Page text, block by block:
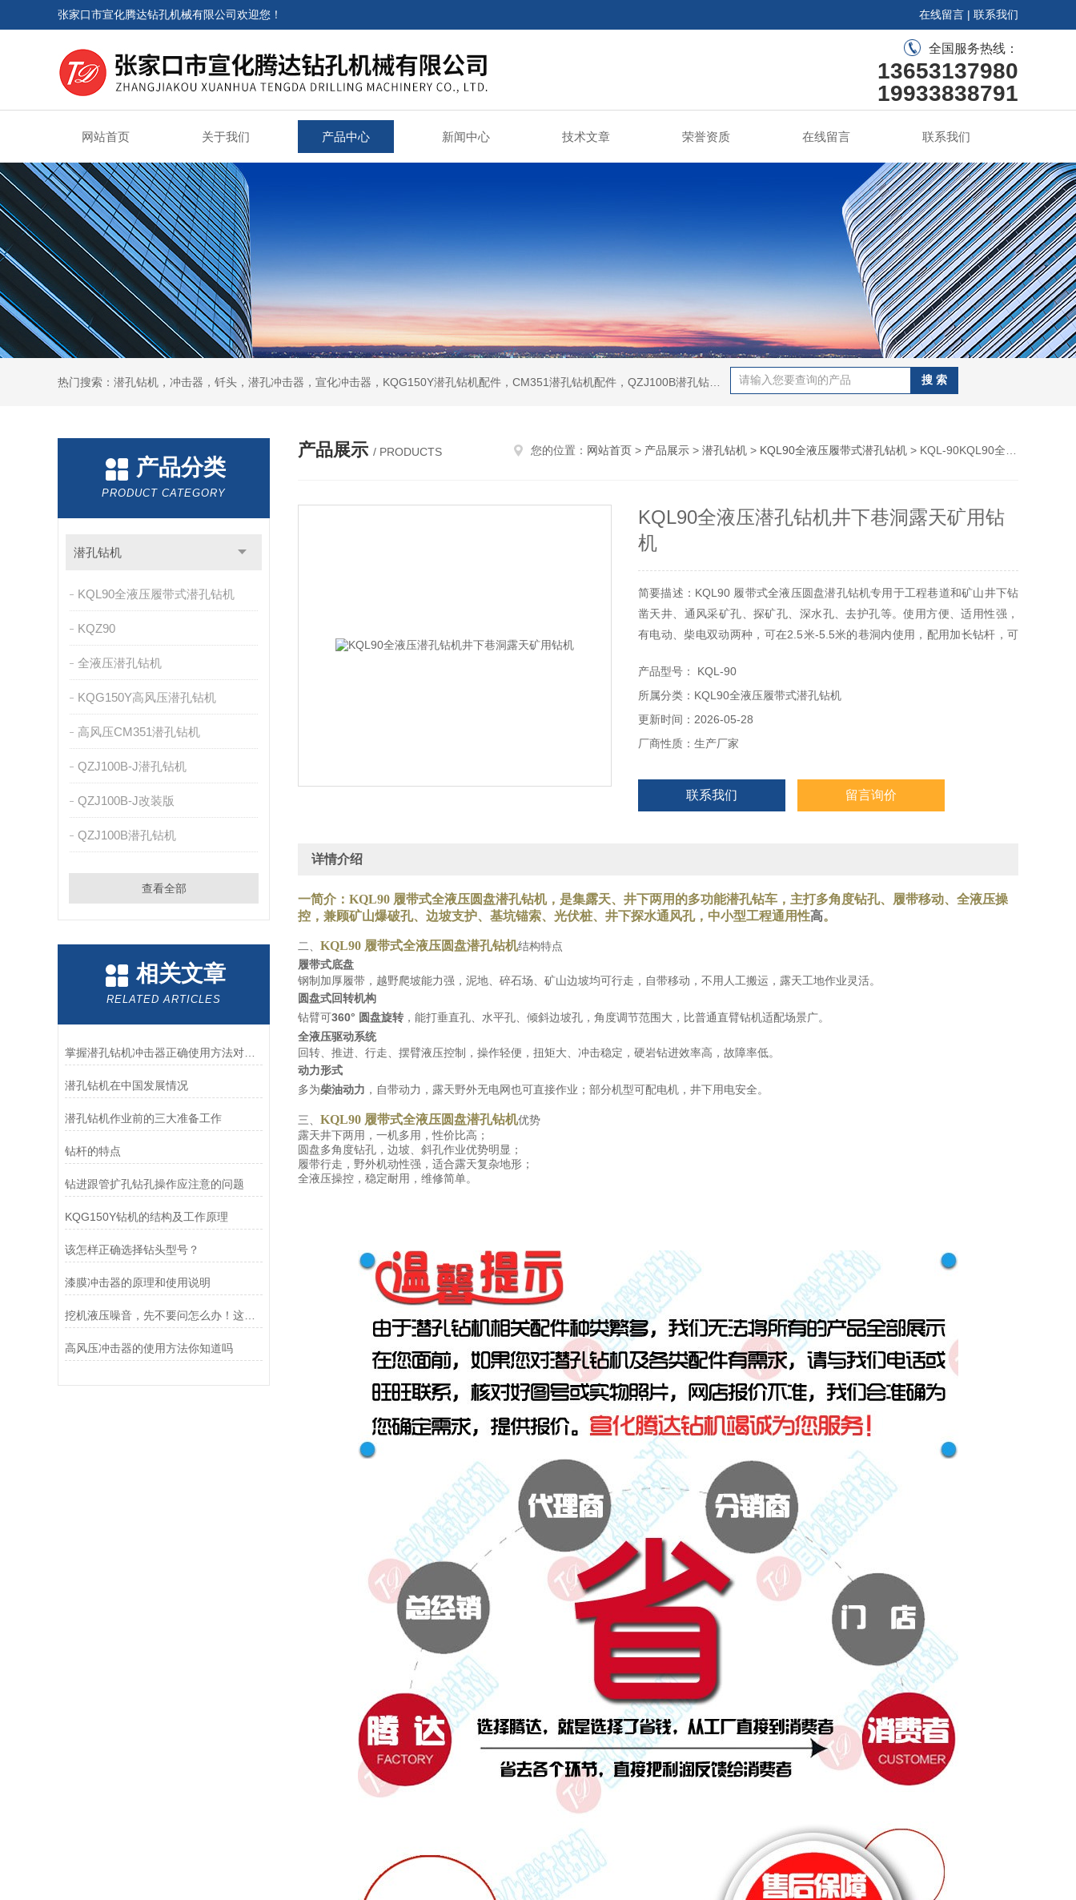
张家口市宣化腾达钻孔机械有限公司欢迎您！ 在线留言 | 联系我们
全国服务热线：
13653137980
19933838791
网站首页 关于我们 产品中心 新闻中心 技术文章 荣誉资质 在线留言 联系我们
产品分类
PRODUCT CATEGORY
潜孔钻机
KQL90全液压履带式潜孔钻机
KQZ90
全液压潜孔钻机
KQG150Y高风压潜孔钻机
高风压CM351潜孔钻机
QZJ100B-J潜孔钻机
QZJ100B-J改装版
QZJ100B潜孔钻机
查看全部
相关文章
RELATED ARTICLES
掌握潜孔钻机冲击器正确使用方法对提升施工质量具有重要意义
潜孔钻机在中国发展情况
潜孔钻机作业前的三大准备工作
钻杆的特点
钻进跟管扩孔钻孔操作应注意的问题
KQG150Y钻机的结构及工作原理
该怎样正确选择钻头型号？
漆膜冲击器的原理和使用说明
挖机液压噪音，先不要问怎么办！这些方法你用了吗
高风压冲击器的使用方法你知道吗
产品展示 / PRODUCTS 您的位置： 网站首页 > 产品展示 > 潜孔钻机 > KQL90全液压履带式潜孔钻机 > KQL-90KQL90全液压潜孔钻机井下巷洞露天矿用钻机
KQL90全液压潜孔钻机井下巷洞露天矿用钻
机
简要描述：KQL90 履带式全液压圆盘潜孔钻机专用于工程巷道和矿山井下钻
凿天井、通风采矿孔、探矿孔、深水孔、去护孔等。使用方便、适用性强，
有电动、柴电双动两种，可在2.5米-5.5米的巷洞内使用，配用加长钻杆，可
产品型号： KQL-90
所属分类：KQL90全液压履带式潜孔钻机
更新时间：2026-05-28
厂商性质：生产厂家
联系我们 留言询价
详情介绍
一简介： KQL90 履带式全液压圆盘潜孔钻机，是集露天、井下两用 的多功能潜孔钻车，主打多角度钻孔、履带移动、全液压操
控 ，兼顾矿山爆破孔、边坡支护、基坑锚索、光伏桩、井下探水通风孔，中小型工程通用性高。
二、 KQL90 履带式全液压圆盘潜孔钻机结构特点
履带式底盘
钢制加厚履带，越野爬坡能力强，泥地、碎石场、矿山边坡均可行走，自带移动，不用人工搬运，露天工地作业灵活。
圆盘式回转机构
钻臂可360° 圆盘旋转 ，能打垂直孔、水平孔、倾斜边坡孔，角度调节范围大，比普通直臂钻机适配场景广。
全液压驱动系统
回转、推进、行走、摆臂液压控制，操作轻便，扭矩大、冲击稳定，硬岩钻进效率高，故障率低。
动力形式
多为柴油动力 ，自带动力，露天野外无电网也可直接作业；部分机型可配电机，井下用电安全。
三、 KQL90 履带式全液压圆盘潜孔钻机优势
露天井下两用，一机多用，性价比高；
圆盘多角度钻孔，边坡、斜孔作业优势明显；
履带行走，野外机动性强，适合露天复杂地形；
全液压操控，稳定耐用，维修简单。